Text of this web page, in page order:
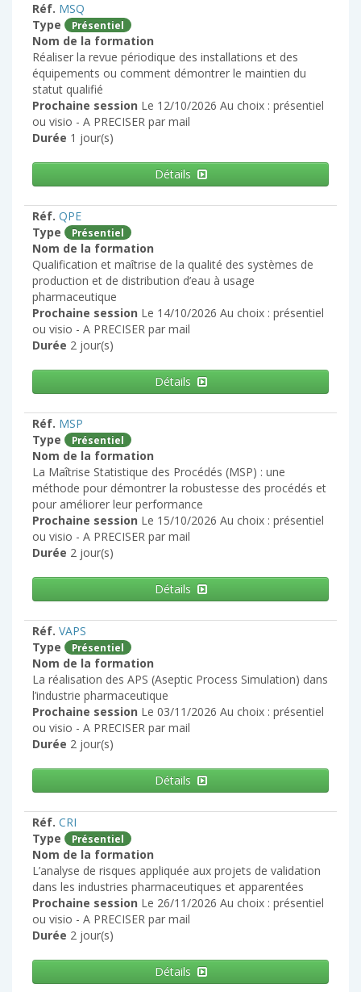
Réf. MSQ
Type
Présentiel
Nom de la formation
Réaliser la revue périodique des installations et des
équipements ou comment démontrer le maintien du
statut qualifié
Prochaine session Le 12/10/2026 Au choix : présentiel
ou visio - A PRECISER par mail
Durée 1 jour(s)
Détails
Réf. QPE
Type
Présentiel
Nom de la formation
Qualification et maîtrise de la qualité des systèmes de
production et de distribution d’eau à usage
pharmaceutique
Prochaine session Le 14/10/2026 Au choix : présentiel
ou visio - A PRECISER par mail
Durée 2 jour(s)
Détails
Réf. MSP
Type
Présentiel
Nom de la formation
La Maîtrise Statistique des Procédés (MSP) : une
méthode pour démontrer la robustesse des procédés et
pour améliorer leur performance
Prochaine session Le 15/10/2026 Au choix : présentiel
ou visio - A PRECISER par mail
Durée 2 jour(s)
Détails
Réf. VAPS
Type
Présentiel
Nom de la formation
La réalisation des APS (Aseptic Process Simulation) dans
l’industrie pharmaceutique
Prochaine session Le 03/11/2026 Au choix : présentiel
ou visio - A PRECISER par mail
Durée 2 jour(s)
Détails
Réf. CRI
Type
Présentiel
Nom de la formation
L’analyse de risques appliquée aux projets de validation
dans les industries pharmaceutiques et apparentées
Prochaine session Le 26/11/2026 Au choix : présentiel
ou visio - A PRECISER par mail
Durée 2 jour(s)
Détails